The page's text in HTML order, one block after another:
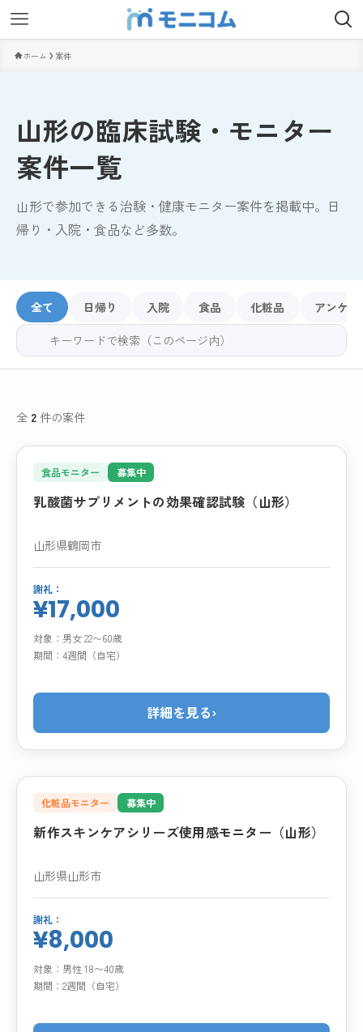
ホーム 案件
山形の臨床試験・モニター
案件一覧
山形で参加できる治験・健康モニター案件を掲載中。日
帰り・入院・食品など多数。
全て 日帰り 入院 食品 化粧品 アンケー
全 2 件の案件
食品モニター 募集中
乳酸菌サプリメントの効果確認試験（山形）
山形県鶴岡市
謝礼：
¥17,000
対象： 男女 22〜60歳
期間：4週間（自宅）
詳細を見る›
化粧品モニター 募集中
新作スキンケアシリーズ使用感モニター（山形）
山形県山形市
謝礼：
¥8,000
対象： 男性 18〜40歳
期間：2週間（自宅）